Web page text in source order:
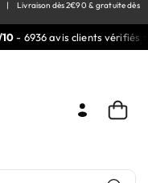
|
Livraison dès 2€90 & gratuite dès
- 6936 avis clients vérifiés ⭐